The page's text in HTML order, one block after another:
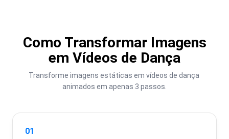
Como Transformar Imagens
em Vídeos de Dança
Transforme imagens estáticas em vídeos de dança
animados em apenas 3 passos.
01